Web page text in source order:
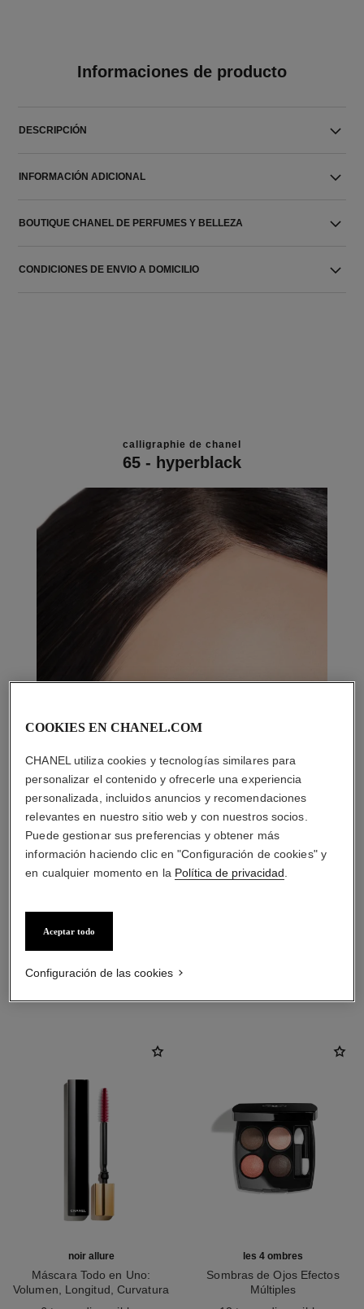
Informaciones de producto
DESCRIPCIÓN
INFORMACIÓN ADICIONAL
BOUTIQUE CHANEL DE PERFUMES Y BELLEZA
CONDICIONES DE ENVIO A DOMICILIO
calligraphie de chanel
65 - hyperblack
noir allure
Máscara Todo en Uno:
Volumen, Longitud, Curvatura
les 4 ombres
Sombras de Ojos Efectos
Múltiples
COOKIES EN CHANEL.COM
CHANEL utiliza cookies y tecnologías similares para
personalizar el contenido y ofrecerle una experiencia
personalizada, incluidos anuncios y recomendaciones
relevantes en nuestro sitio web y con nuestros socios.
Puede gestionar sus preferencias y obtener más
información haciendo clic en "Configuración de cookies" y
en cualquier momento en la Política de privacidad
Aceptar todo
Configuración de las cookies